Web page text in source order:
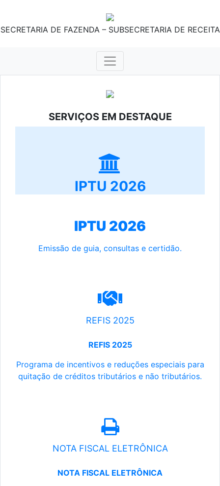
SECRETARIA DE FAZENDA – SUBSECRETARIA DE RECEITA
SERVIÇOS EM DESTAQUE
IPTU 2026
IPTU 2026
Emissão de guia, consultas e certidão.
REFIS 2025
REFIS 2025
Programa de incentivos e reduções especiais para
quitação de créditos tributários e não tributários.
NOTA FISCAL ELETRÔNICA
NOTA FISCAL ELETRÔNICA